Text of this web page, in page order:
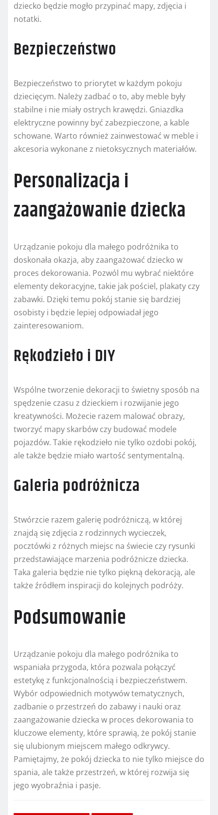
dziecko będzie mogło przypinać mapy, zdjęcia i
notatki.
Bezpieczeństwo
Bezpieczeństwo to priorytet w każdym pokoju
dziecięcym. Należy zadbać o to, aby meble były
stabilne i nie miały ostrych krawędzi. Gniazdka
elektryczne powinny być zabezpieczone, a kable
schowane. Warto również zainwestować w meble i
akcesoria wykonane z nietoksycznych materiałów.
Personalizacja i
zaangażowanie dziecka
Urządzanie pokoju dla małego podróżnika to
doskonała okazja, aby zaangażować dziecko w
proces dekorowania. Pozwól mu wybrać niektóre
elementy dekoracyjne, takie jak pościel, plakaty czy
zabawki. Dzięki temu pokój stanie się bardziej
osobisty i będzie lepiej odpowiadał jego
zainteresowaniom.
Rękodzieło i DIY
Wspólne tworzenie dekoracji to świetny sposób na
spędzenie czasu z dzieckiem i rozwijanie jego
kreatywności. Możecie razem malować obrazy,
tworzyć mapy skarbów czy budować modele
pojazdów. Takie rękodzieło nie tylko ozdobi pokój,
ale także będzie miało wartość sentymentalną.
Galeria podróżnicza
Stwórzcie razem galerię podróżniczą, w której
znajdą się zdjęcia z rodzinnych wycieczek,
pocztówki z różnych miejsc na świecie czy rysunki
przedstawiające marzenia podróżnicze dziecka.
Taka galeria będzie nie tylko piękną dekoracją, ale
także źródłem inspiracji do kolejnych podróży.
Podsumowanie
Urządzanie pokoju dla małego podróżnika to
wspaniała przygoda, która pozwala połączyć
estetykę z funkcjonalnością i bezpieczeństwem.
Wybór odpowiednich motywów tematycznych,
zadbanie o przestrzeń do zabawy i nauki oraz
zaangażowanie dziecka w proces dekorowania to
kluczowe elementy, które sprawią, że pokój stanie
się ulubionym miejscem małego odkrywcy.
Pamiętajmy, że pokój dziecka to nie tylko miejsce do
spania, ale także przestrzeń, w której rozwija się
jego wyobraźnia i pasje.